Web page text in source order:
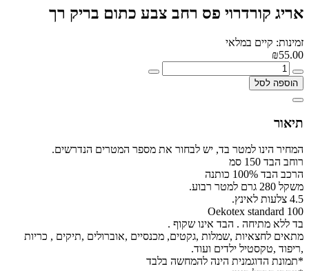
אריג קורדרוי פס רחב צבע כתום בריק רך
זמינות: קיים במלאי
₪55.00
הוספה לסל
תיאור
המחיר הינו למטר בד, יש לבחור את מספר המטרים הנדרשים.
רוחב הבד 150 סמ
הרכב הבד 100% כותנה
משקל 280 גרם למטר רבוע.
4.5 צלעות לאינץ.
Oekotex standard 100
בד ללא מתיחה . הבד אינו שקוף .
מתאים לחצאיות ,שמלות ,גקטים, מכנסיים ,אוברולים ,תיקים , כריות
,ריפוד ,טקסטיל ילדים ועוד.
*תמונת הדוגמנית הינה להמחשה בלבד